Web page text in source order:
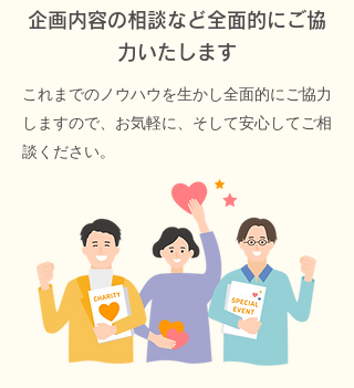
企画内容の相談など全面的にご協
力いたします
これまでのノウハウを生かし全面的にご協力
しますので、お気軽に、そして安心してご相
談ください。